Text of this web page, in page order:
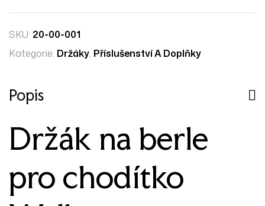
SKU: 20-00-001
Kategorie: Držáky, Příslušenství A Doplňky
Popis
Držák na berle
pro chodítko